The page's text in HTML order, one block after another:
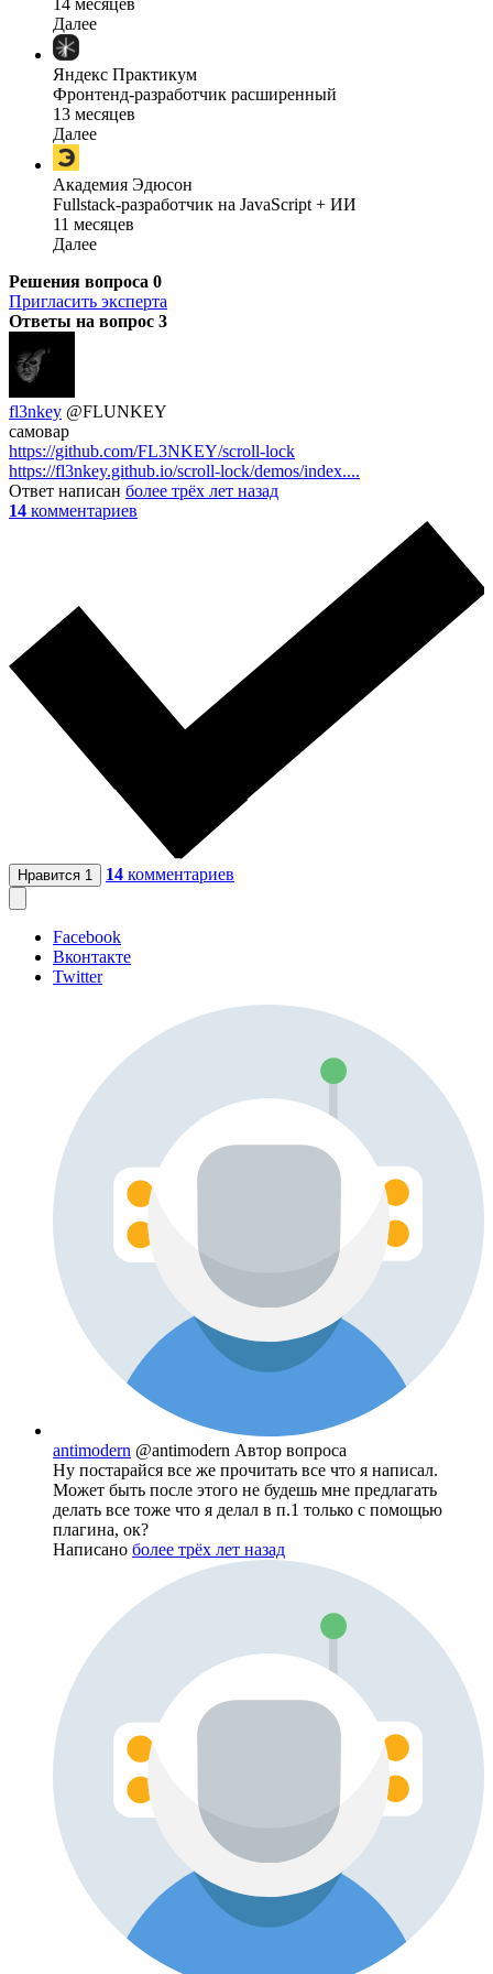
14 месяцев
Далее
Яндекс Практикум
Фронтенд-разработчик расширенный
13 месяцев
Далее
Академия Эдюсон
Fullstack-разработчик на JavaScript + ИИ
11 месяцев
Далее
Решения вопроса 0
Пригласить эксперта
Ответы на вопрос 3
fl3nkey @FLUNKEY
самовар
https://github.com/FL3NKEY/scroll-lock
https://fl3nkey.github.io/scroll-lock/demos/index....
Ответ написан более трёх лет назад
14 комментариев
Нравится 1 14 комментариев
Facebook
Вконтакте
Twitter
antimodern @antimodern Автор вопроса
Ну постарайся все же прочитать все что я написал.
Может быть после этого не будешь мне предлагать
делать все тоже что я делал в п.1 только с помощью
плагина, ок?
Написано более трёх лет назад